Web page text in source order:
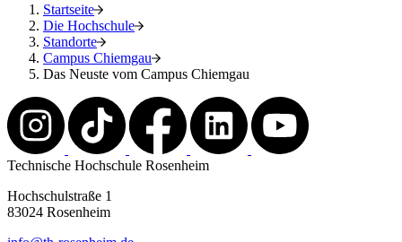
Startseite
Die Hochschule
Standorte
Campus Chiemgau
Das Neuste vom Campus Chiemgau
Technische Hochschule Rosenheim
Hochschulstraße 1
83024 Rosenheim